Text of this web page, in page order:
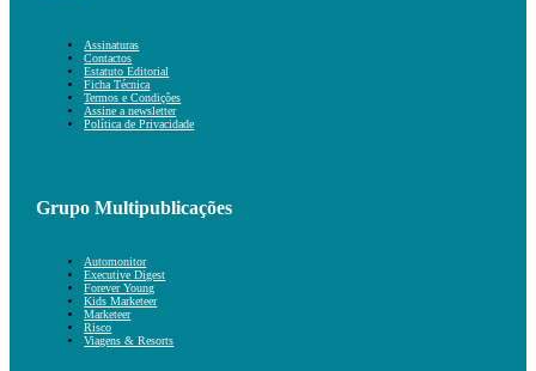
Assinaturas
Contactos
Estatuto Editorial
Ficha Técnica
Termos e Condições
Assine a newsletter
Política de Privacidade
Grupo Multipublicações
Automonitor
Executive Digest
Forever Young
Kids Marketeer
Marketeer
Risco
Viagens & Resorts